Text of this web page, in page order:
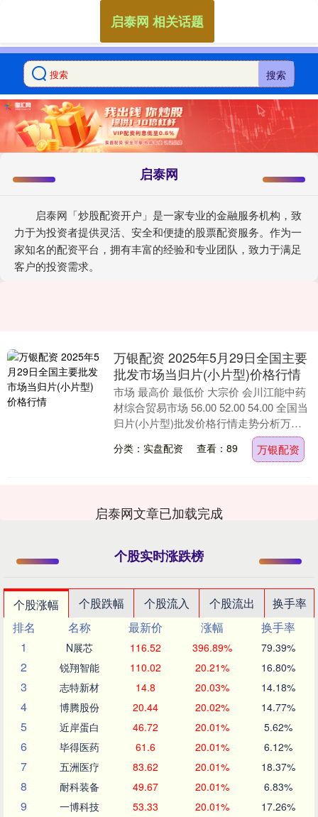
搜索
启泰网
启泰网「炒股配资开户」是一家专业的金融服务机构，致
力于为投资者提供灵活、安全和便捷的股票配资服务。作为一
家知名的配资平台，拥有丰富的经验和专业团队，致力于满足
客户的投资需求。
启泰网 相关话题
万银配资 2025年5月29日全国主要
批发市场当归片(小片型)价格行情
市场 最高价 最低价 大宗价 会川江能中药
材综合贸易市场 56.00 52.00 54.00 全国当
归片(小片型)批发价格行情走势分析万银
分类：实盘配资 查看：89 万银配资
启泰网文章已加载完成
个股实时涨跌榜
个股涨幅 个股跌幅 个股流入 个股流出
换手率
排名
名称 最新价 涨幅
换手率
1
N展芯 116.52 396.89% 79.39%
2 锐翔智能 110.02 20.21% 16.80%
3 志特新材 14.8 20.03% 14.18%
4 博腾股份 20.44 20.02% 14.77%
5 近岸蛋白 46.72 20.01% 5.62%
6 毕得医药 61.6 20.01% 6.12%
7 五洲医疗 83.62 20.01% 18.37%
8 耐科装备 49.67 20.01% 6.83%
9 一博科技 53.33 20.01% 17.26%